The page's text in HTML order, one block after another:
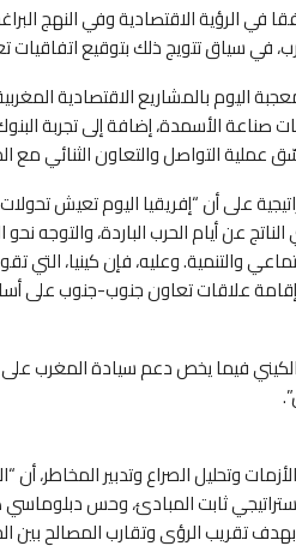
في الرؤية الاقتصادية وفي النهج
في سياق تتويج ذلك بتوقيع اتفاقيات
اليوم بالمشاريع الاقتصادية
صناعة الأسمدة، إضافة إلى تجربة
التواصل والتعاون الثنائي مع
على أن “إفريقيا اليوم تعيش
عن أيام الحرب الباردة، والتوجه نحو
والتنمية. وعليه، فإن كينيا، التي
إقامة علاقات تعاون جنوب-جنوب على
فيما يخص دعم سيادة المغرب على
وتحليل الصراع وتدبير المخاطر،
ثابت المبادئ، وحس
تقريب الرؤى وتقارب المصالح بين